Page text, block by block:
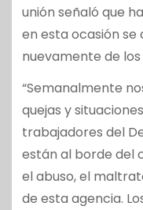
unión señaló que
en esta ocasión
nuevamente de
“Semanalmente
quejas y
trabajadores del
están al borde del
el abuso, el
de esta agencia.